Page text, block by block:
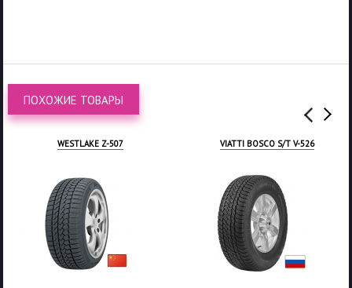
ПОХОЖИЕ ТОВАРЫ
VIATTI BOSCO S/T V-526 OVATION WV-688